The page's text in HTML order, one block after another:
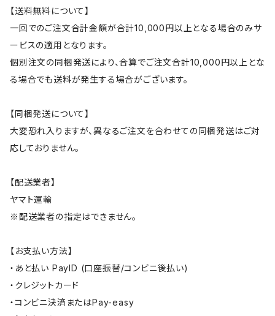
【送料無料について】
一回でのご注文合計金額が合計10,000円以上となる場合のみサ
ービスの適用となります。
個別注文の同梱発送により、合算でご注文合計10,000円以上とな
る場合でも送料が発生する場合がございます。
【同梱発送について】
大変恐れ入りますが、異なるご注文を合わせての同梱発送はご対
応しておりません。
【配送業者】
ヤマト運輸
※配送業者の指定はできません。
【お支払い方法】
・あと払い PayID (口座振替/コンビニ後払い)
・クレジットカード
・コンビニ決済またはPay-easy